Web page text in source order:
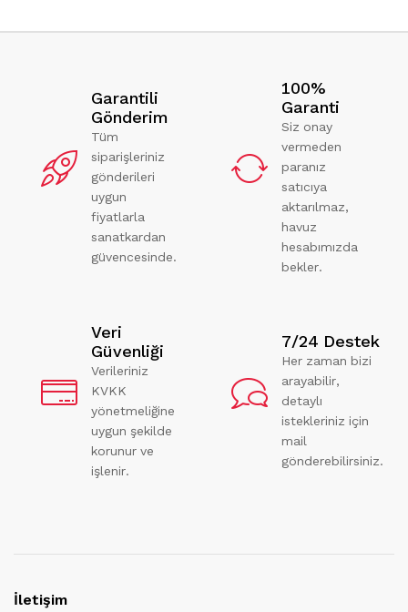
Garantili
Gönderim
Tüm
siparişleriniz
gönderileri
uygun
fiyatlarla
sanatkardan
güvencesinde.
100%
Garanti
Siz onay
vermeden
paranız
satıcıya
aktarılmaz,
havuz
hesabımızda
bekler.
Veri
Güvenliği
Verileriniz
KVKK
yönetmeliğine
uygun şekilde
korunur ve
işlenir.
7/24 Destek
Her zaman bizi
arayabilir,
detaylı
istekleriniz için
mail
gönderebilirsiniz.
İletişim